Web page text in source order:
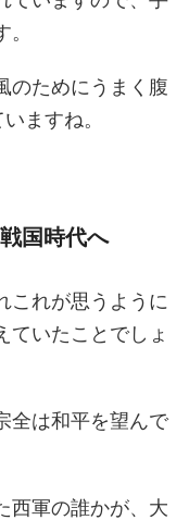
のためにうまく腹
ますね。
国時代へ
これが思うように
ていたことでしょ
全は和平を望んで
西軍の誰かが、大